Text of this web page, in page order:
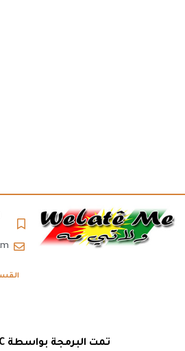
تمت البرمجة بواسطة RAR-IT LLC